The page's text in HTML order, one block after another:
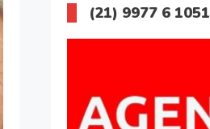
(21) 9977 6 1051